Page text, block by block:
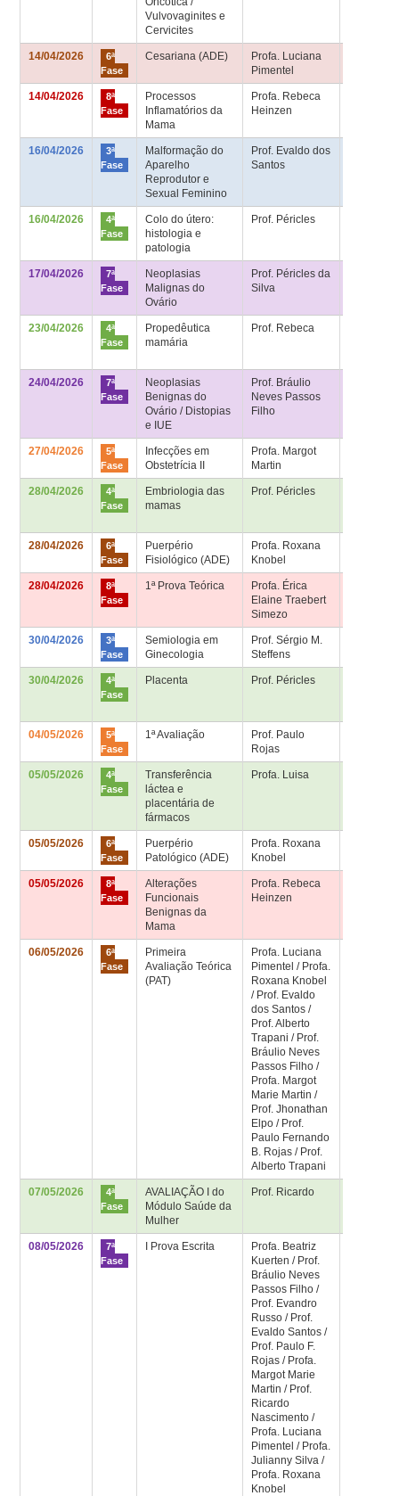
Vulvovaginites e
Cervicites
14/04/2026
6ª
Fase
Cesariana (ADE)
Profa. Luciana
Pimentel
14/04/2026
8ª
Fase
Processos
Inflamatórios da
Mama
Profa. Rebeca
Heinzen
16/04/2026
3ª
Fase
Malformação do
Aparelho
Reprodutor e
Sexual Feminino
Prof. Evaldo dos
Santos
16/04/2026
4ª
Fase
Colo do útero:
histologia e
patologia
Prof. Péricles
17/04/2026
7ª
Fase
Neoplasias
Malignas do
Ovário
Prof. Péricles da
Silva
23/04/2026
4ª
Fase
Propedêutica
mamária
Prof. Rebeca
24/04/2026
7ª
Fase
Neoplasias
Benignas do
Ovário / Distopias
e IUE
Prof. Bráulio
Neves Passos
Filho
27/04/2026
5ª
Fase
Infecções em
Obstetrícia II
Profa. Margot
Martin
28/04/2026
4ª
Fase
Embriologia das
mamas
Prof. Péricles
28/04/2026
6ª
Fase
Puerpério
Fisiológico (ADE)
Profa. Roxana
Knobel
28/04/2026
8ª
Fase
1ª Prova Teórica
Profa. Érica
Elaine Traebert
Simezo
30/04/2026
3ª
Fase
Semiologia em
Ginecologia
Prof. Sérgio M.
Steffens
30/04/2026
4ª
Fase
Placenta Prof. Péricles
04/05/2026
5ª
Fase
1ª Avaliação
Prof. Paulo
Rojas
05/05/2026
4ª
Fase
Transferência
láctea e
placentária de
fármacos
Profa. Luisa
05/05/2026
6ª
Fase
Puerpério
Patológico (ADE)
Profa. Roxana
Knobel
05/05/2026
8ª
Fase
Alterações
Funcionais
Benignas da
Mama
Profa. Rebeca
Heinzen
06/05/2026
6ª
Fase
Primeira
Avaliação Teórica
(PAT)
Profa. Luciana
Pimentel / Profa.
Roxana Knobel
/ Prof. Evaldo
dos Santos /
Prof. Alberto
Trapani / Prof.
Bráulio Neves
Passos Filho /
Profa. Margot
Marie Martin /
Prof. Jhonathan
Elpo / Prof.
Paulo Fernando
B. Rojas / Prof.
Alberto Trapani
07/05/2026
4ª
Fase
AVALIAÇÃO I do
Módulo Saúde da
Mulher
Prof. Ricardo
08/05/2026
7ª
Fase
I Prova Escrita
Profa. Beatriz
Kuerten / Prof.
Bráulio Neves
Passos Filho /
Prof. Evandro
Russo / Prof.
Evaldo Santos /
Prof. Paulo F.
Rojas / Profa.
Margot Marie
Martin / Prof.
Ricardo
Nascimento /
Profa. Luciana
Pimentel / Profa.
Julianny Silva /
Profa. Roxana
Knobel